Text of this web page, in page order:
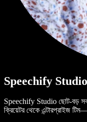
Speechify Studio
Speechify Studio ছোট-বড়
ক্রিয়েটর থেকে এন্টারপ্রাইজ